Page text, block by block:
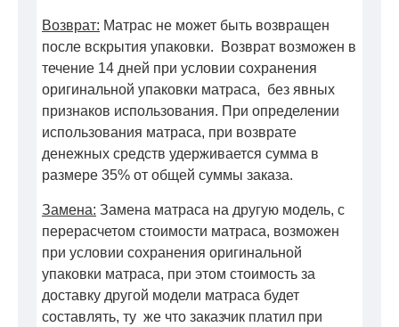
Возврат: Матрас не может быть возвращен
после вскрытия упаковки. Возврат возможен в
течение 14 дней при условии сохранения
оригинальной упаковки матраса, без явных
признаков использования. При определении
использования матраса, при возврате
денежных средств удерживается сумма в
размере 35% от общей суммы заказа.
Замена: Замена матраса на другую модель, с
перерасчетом стоимости матраса, возможен
при условии сохранения оригинальной
упаковки матраса, при этом стоимость за
доставку другой модели матраса будет
составлять, ту же что заказчик платил при